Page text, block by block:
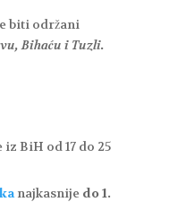
biti održani
Bihaću i Tuzli.
BiH od 17 do 25
najkasnije do 1.